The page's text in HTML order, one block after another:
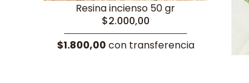
Resina incienso 50 gr
$2.000,00
$1.800,00 con transferencia